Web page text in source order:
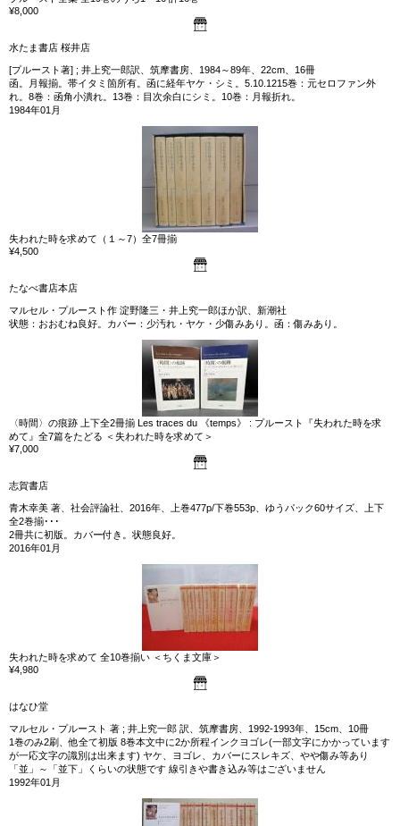
¥8,000
水たま書店 桜井店
[プルースト著] ; 井上究一郎訳、筑摩書房、1984～89年、22cm、16冊
函。月報揃。帯イタミ箇所有。函に経年ヤケ・シミ。5.10.1215巻：元セロファン外
れ。8巻：函角小潰れ。13巻：目次余白にシミ。10巻：月報折れ。
1984年01月
失われた時を求めて（１～7）全7冊揃
¥4,500
たなべ書店本店
マルセル・プルースト作 淀野隆三・井上究一郎ほか訳、新潮社
状態：おおむね良好。カバー：少汚れ・ヤケ・少傷みあり。函：傷みあり。
〈時間〉の痕跡 上下全2冊揃 Les traces du 《temps》 : プルースト『失われた時を求
めて』全7篇をたどる ＜失われた時を求めて＞
¥7,000
志賀書店
青木幸美 著、社会評論社、2016年、上巻477p/下巻553p、ゆうパック60サイズ、上下
全2巻揃･･･
2冊共に初版。カバー付き。状態良好。
2016年01月
失われた時を求めて 全10巻揃い ＜ちくま文庫＞
¥4,980
はなひ堂
マルセル・プルースト 著 ; 井上究一郎 訳、筑摩書房、1992‐1993年、15cm、10冊
1巻のみ2刷、他全て初版 8巻本文中に2か所程インクヨゴレ(一部文字にかかっています
が一応文字の識別は出来ます) ヤケ、ヨゴレ、カバーにスレキズ、やや傷み等あり
「並」～「並下」くらいの状態です 線引きや書き込み等はございません
1992年01月